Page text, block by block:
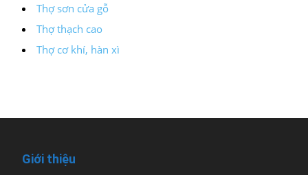
Thợ sơn cửa gỗ
Thợ thạch cao
Thợ cơ khí, hàn xì
Giới thiệu